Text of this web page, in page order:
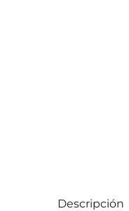
Descripción